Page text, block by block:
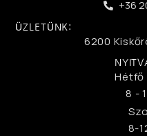
+36
ÜZLETÜNK:
6200
Hétfő
8 -
8-